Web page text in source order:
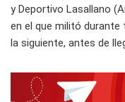
y Deportivo Lasallano
en el que militó durante
la siguiente, antes de